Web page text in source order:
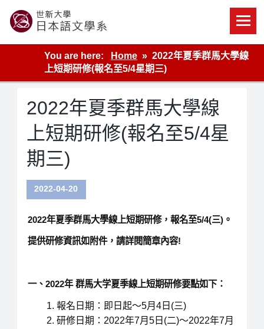
content
世新大學教學單位的網站
You are here:
Home
2022年夏季群馬大學線
上短期研修(報名至5/4星期三)
2022年夏季群馬大學線
上短期研修(報名至5/4星
期三)
2022-04-20
2022年夏季群馬大學線上短期研修，報名至5/4(三)。
提供研修資訊如附件，請詳閱簡章內容!
一、2022年 群馬大学夏季線上短期研修要點如下：
報名日期：即日起～5月4日(三)
研修日期：2022年7月5日(二)～2022年7月